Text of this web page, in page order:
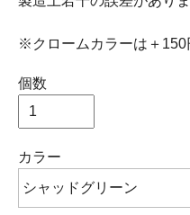
※クロームカラーは＋150
個数
カラー